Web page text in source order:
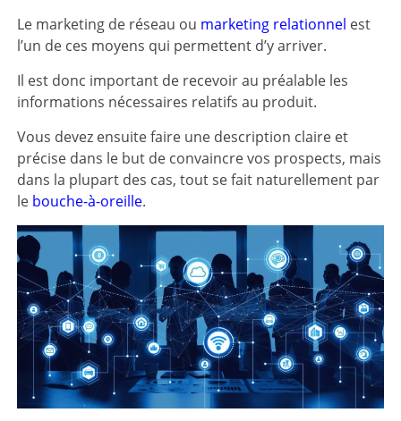
Le marketing de réseau ou marketing relationnel est
l’un de ces moyens qui permettent d’y arriver.
Il est donc important de recevoir au préalable les
informations nécessaires relatifs au produit.
Vous devez ensuite faire une description claire et
précise dans le but de convaincre vos prospects, mais
dans la plupart des cas, tout se fait naturellement par
le bouche-à-oreille.